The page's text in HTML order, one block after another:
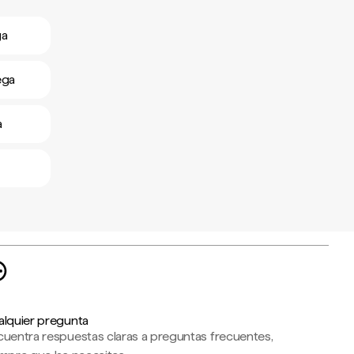
pregunta
respuestas claras a preguntas frecuentes,